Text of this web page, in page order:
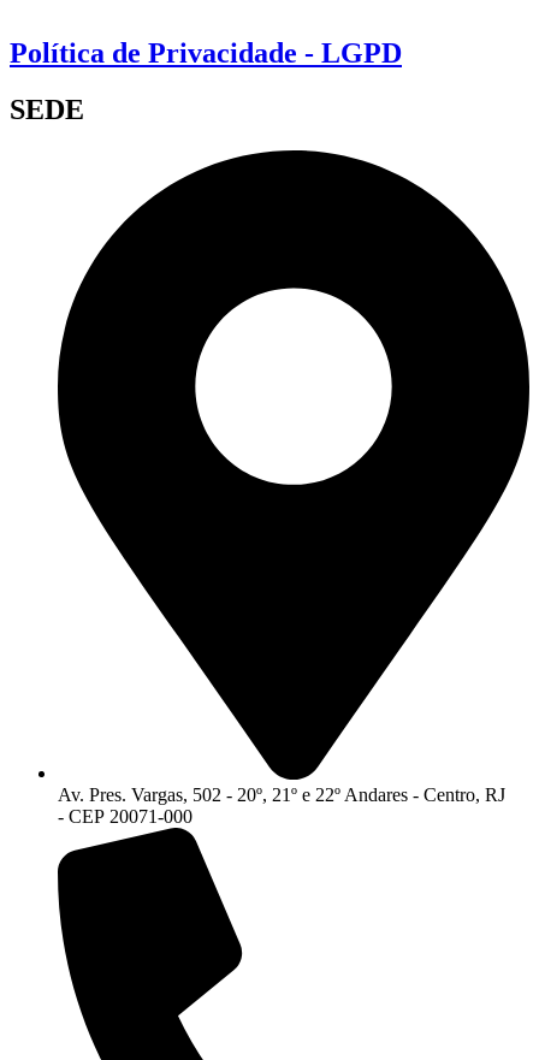
Política de Privacidade - LGPD
SEDE
Av. Pres. Vargas, 502 - 20º, 21º e 22º Andares - Centro, RJ
- CEP 20071-000